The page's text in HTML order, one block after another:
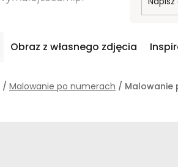
Obraz z własnego zdjęcia
/ Malowanie po numerach / Malowanie